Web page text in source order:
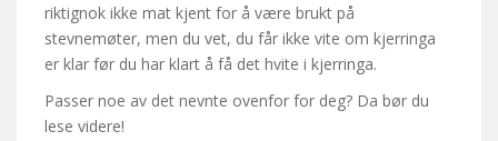
riktignok ikke mat kjent for å være brukt på
stevnemøter, men du vet, du får ikke vite om kjerringa
er klar før du har klart å få det hvite i kjerringa.
Passer noe av det nevnte ovenfor for deg? Da bør du
lese videre!